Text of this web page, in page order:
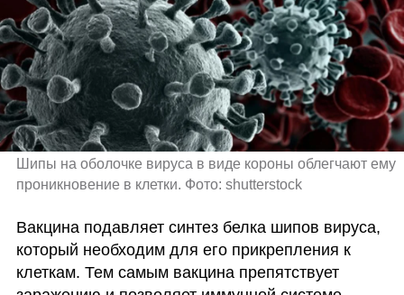
Шипы на оболочке вируса в виде короны облегчают ему
проникновение в клетки. Фото: shutterstock
Вакцина подавляет синтез белка шипов вируса,
который необходим для его прикрепления к
клеткам. Тем самым вакцина препятствует